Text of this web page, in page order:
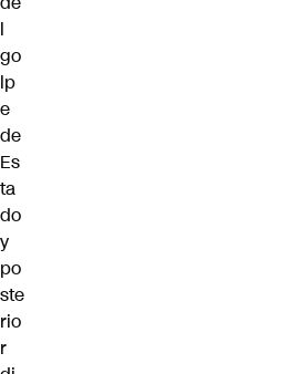
l
go
lp
e
de
Es
ta
do
y
po
ste
rio
r